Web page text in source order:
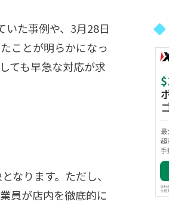
た事例や、3月28日
ことが明らかになっ
ても早急な対応が求
なります。ただし、
員が店内を徹底的に